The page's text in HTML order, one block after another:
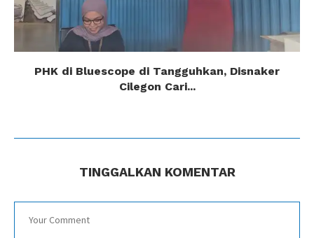
PHK di Bluescope di Tangguhkan, Disnaker
Cilegon Cari...
TINGGALKAN KOMENTAR